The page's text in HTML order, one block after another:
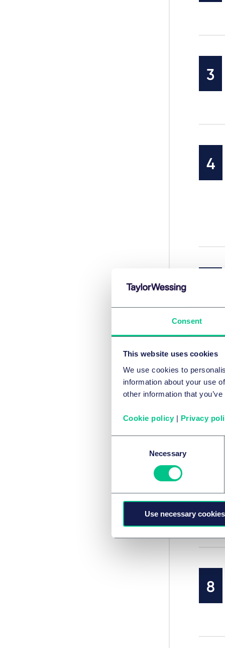
Consent
This website uses cookies
We use cookies to
information about your use
other information that
Cookie policy | Privacy
Necessary
Use necessary